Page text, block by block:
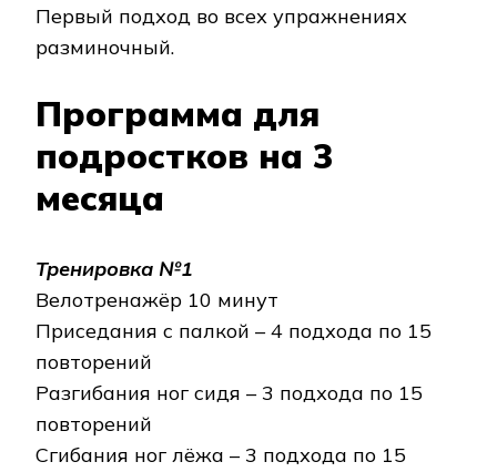
Первый подход во всех уп­раж­не­ни­ях
разминочный.
Программа для
подростков на 3
месяца
Тренировка №1
Велотренажёр 10 минут
Приседания с палкой – 4 подхода по 15
повторений
Разгибания ног сидя – 3 подхода по 15
повторений
Сгибания ног лёжа – 3 подхода по 15